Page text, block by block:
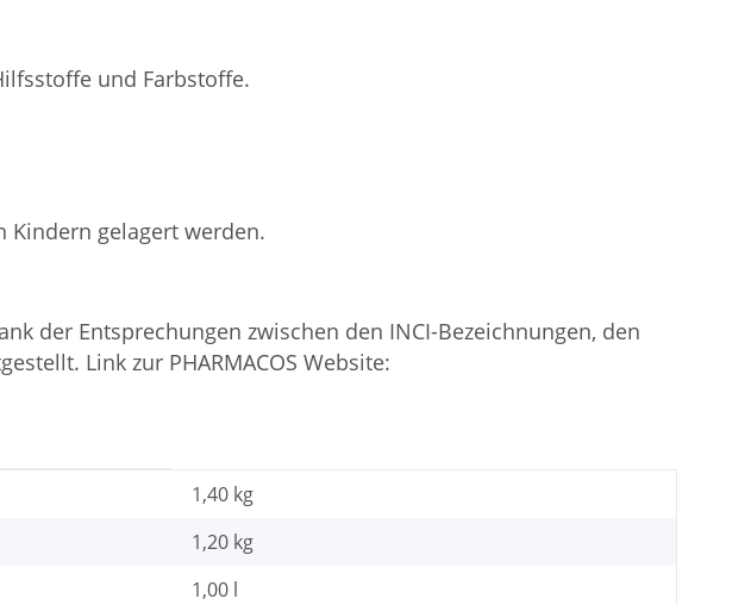
und Farbstoffe.
Kindern gelagert werden.
der Entsprechungen zwischen den INCI-Bezeichnungen, den
Link zur PHARMACOS Website:
1,40 kg
1,20 kg
1,00 l